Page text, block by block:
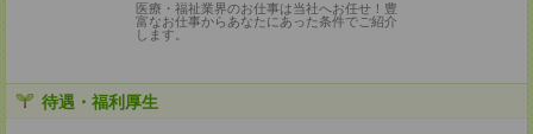
医療・福祉業界のお仕事は当社へお任せ！豊
富なお仕事からあなたにあった条件でご紹介
します。
待遇・福利厚生